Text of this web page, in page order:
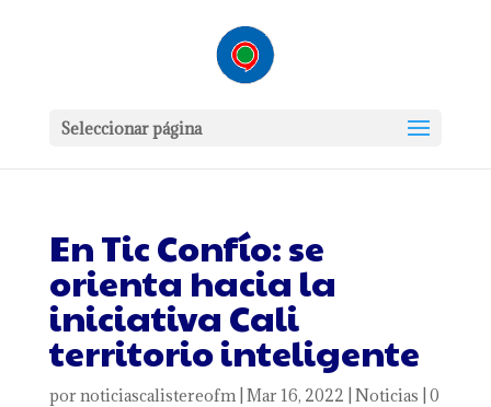
Seleccionar página
En Tic Confío: se
orienta hacia la
iniciativa Cali
territorio inteligente
por noticiascalistereofm| Mar 16, 2022 Noticias 0